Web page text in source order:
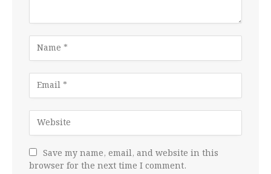
Save my name, email, and website in this
browser for the next time I comment.